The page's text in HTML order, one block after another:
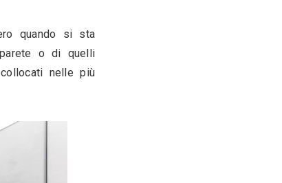
sulla torta quando si parla di
funzionalità e lo stile di un ambiente di
libertà di pensiero quando si sta
dei rubinetti statici a parete o di quelli